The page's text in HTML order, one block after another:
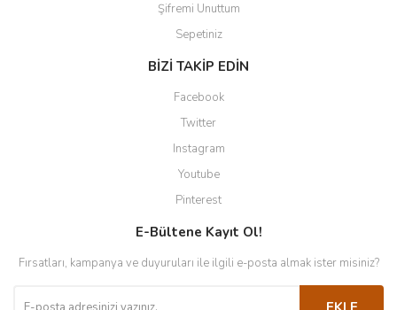
Şifremi Unuttum
Sepetiniz
BİZİ TAKİP EDİN
Facebook
Twitter
Instagram
Youtube
Pinterest
E-Bültene Kayıt Ol!
Fırsatları, kampanya ve duyuruları ile ilgili e-posta almak ister misiniz?